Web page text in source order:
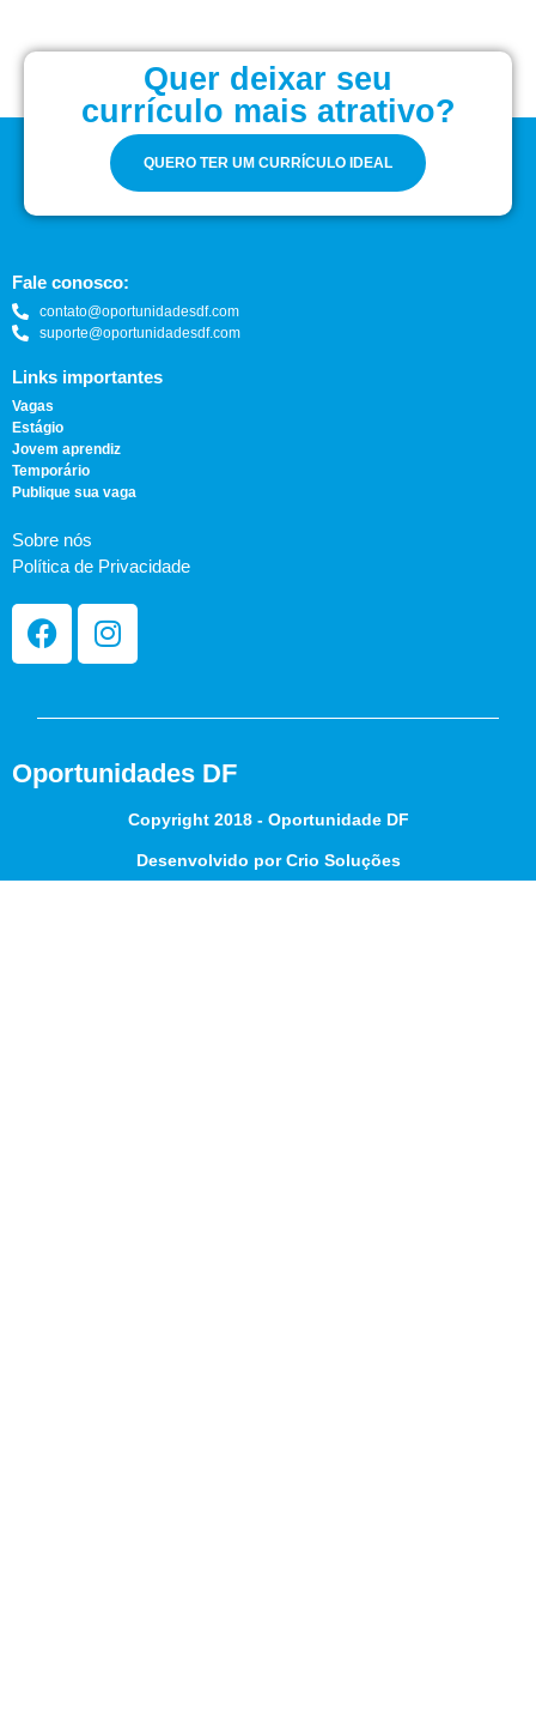
Quer deixar seu
currículo mais atrativo?
QUERO TER UM CURRÍCULO IDEAL
Fale conosco:
contato@oportunidadesdf.com
suporte@oportunidadesdf.com
Links importantes
Vagas
Estágio
Jovem aprendiz
Temporário
Publique sua vaga
Sobre nós
Política de Privacidade
Oportunidades DF
Copyright 2018 - Oportunidade DF
Desenvolvido por Crio Soluções